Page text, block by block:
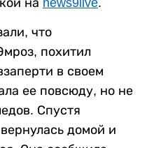
на news9live.
что
похитил
в своем
ее повсюду, но не
Спустя
домой и